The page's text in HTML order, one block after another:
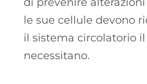
le sue cellule devono
il sistema circolatorio
necessitano.